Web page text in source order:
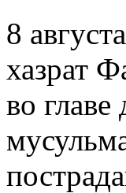
8
хазрат
во главе